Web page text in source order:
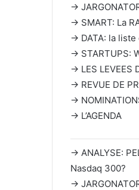
→
→ SMART: La
→ DATA: la
→ STARTUPS:
→ LES LEVEES
→ REVUE DE
→
→ L’AGENDA
→ ANALYSE:
Nasdaq 300?
→